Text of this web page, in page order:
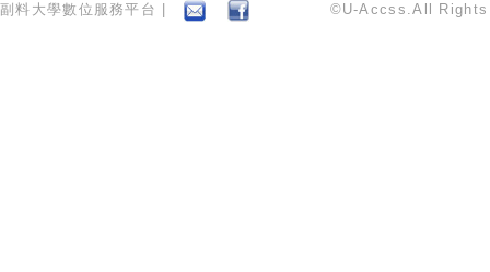
副料大學數位服務平台 | ©U-Accss.All Rights